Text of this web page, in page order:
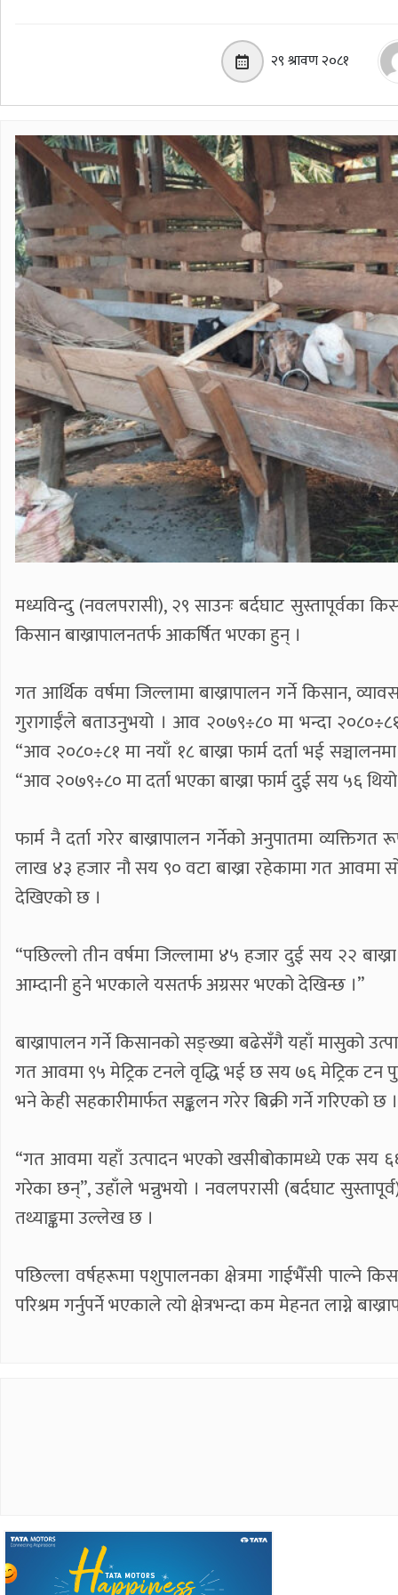
२९ श्रावण २०८१
मध्यविन्दु (नवलपरासी), २९ साउनः बर्दघाट
किसान बाख्रापालनतर्फ आकर्षित भएका हुन् ।
गत आर्थिक वर्षमा जिल्लामा बाख्रापालन गर्ने किसान,
गुरागाईँले बताउनुभयो । आव २०७९÷८० मा भन्दा
“आव २०८०÷८१ मा नयाँ १८ बाख्रा फार्म दर्ता भई
“आव २०७९÷८० मा दर्ता भएका बाख्रा फार्म दुई सय ५६
फार्म नै दर्ता गरेर बाख्रापालन गर्नेको अनुपातमा
लाख ४३ हजार नौ सय ९० वटा बाख्रा रहेकामा गत
देखिएको छ ।
“पछिल्लो तीन वर्षमा जिल्लामा ४५ हजार दुई सय २२
आम्दानी हुने भएकाले यसतर्फ अग्रसर भएको देखिन्छ ।”
बाख्रापालन गर्ने किसानको सङ्ख्या बढेसँगै यहाँ मासुको
गत आवमा ९५ मेट्रिक टनले वृद्धि भई छ सय ७६ मेट्रिक टन
भने केही सहकारीमार्फत सङ्कलन गरेर बिक्री गर्ने गरिएको छ ।
“गत आवमा यहाँ उत्पादन भएको खसीबोकामध्ये एक सय
गरेका छन्”, उहाँले भन्नुभयो । नवलपरासी (बर्दघाट
तथ्याङ्कमा उल्लेख छ ।
पछिल्ला वर्षहरूमा पशुपालनका क्षेत्रमा गाईभैँसी पाल्ने
परिश्रम गर्नुपर्ने भएकाले त्यो क्षेत्रभन्दा कम मेहनत लाग्ने